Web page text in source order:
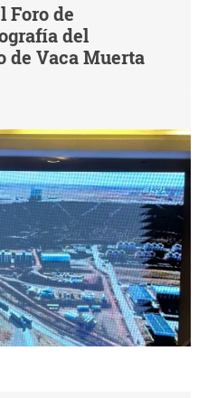
Foro de
del
de Vaca Muerta